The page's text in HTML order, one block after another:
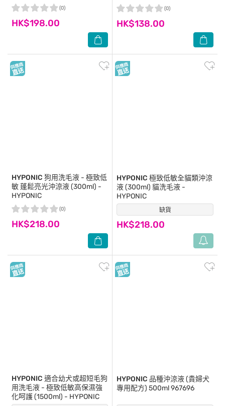
HK$198.00
(0)
HK$138.00
(0)
HYPONIC 狗用洗毛液 - 極致低
敏 蓬鬆亮光沖涼液 (300ml) -
HYPONIC
HK$218.00
(0) 缺貨
HYPONIC 極致低敏全貓類沖涼
液 (300ml) 貓洗毛液 -
HYPONIC
HK$218.00
(0)
HYPONIC 適合幼犬或超短毛狗
用洗毛液 - 極致低敏高保濕強
化呵護 (1500ml) - HYPONIC
HYPONIC 品種沖涼液 (貴婦犬
專用配方) 500ml 967696